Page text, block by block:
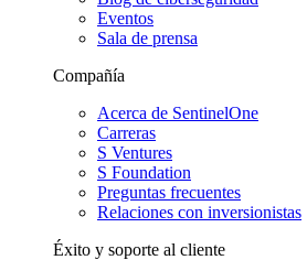
Eventos
Sala de prensa
Compañía
Acerca de SentinelOne
Carreras
S Ventures
S Foundation
Preguntas frecuentes
Relaciones con inversionistas
Éxito y soporte al cliente